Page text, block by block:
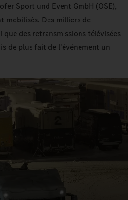
Sport und Event GmbH (OSE),
mobilisés. Des milliers de
que des retransmissions télévisées
de plus fait de l'événement un